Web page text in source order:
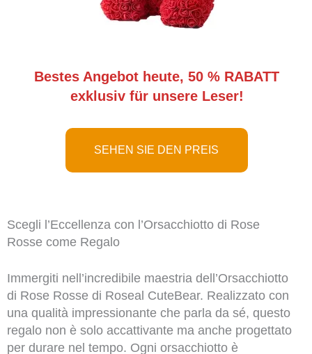
Bestes Angebot heute, 50 % RABATT
exklusiv für unsere Leser!
SEHEN SIE DEN PREIS
Scegli l’Eccellenza con l’Orsacchiotto di Rose
Rosse come Regalo
Immergiti nell’incredibile maestria dell’Orsacchiotto
di Rose Rosse di Roseal CuteBear. Realizzato con
una qualità impressionante che parla da sé, questo
regalo non è solo accattivante ma anche progettato
per durare nel tempo. Ogni orsacchiotto è